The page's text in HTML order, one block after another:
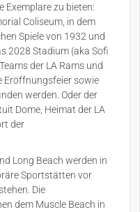
Exemplare zu bieten:
Coliseum, in dem
Spiele von 1932 und
2028 Stadium (aka Sofi
der LA Rams und
Eröffnungsfeier sowie
werden. Oder der
Dome, Heimat der LA
der
Long Beach werden in
Sportstätten vor
Die
dem Muscle Beach in